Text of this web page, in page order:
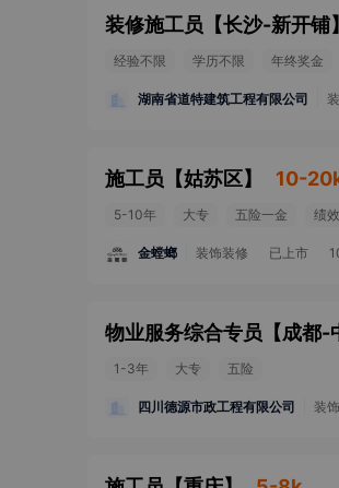
装修施工员 【长沙-新开铺】
经验不限 学历不限 年终奖金
湖南省道特建筑工程有限公司
施工员 【姑苏区】 10-
5-10年 大专 五险一金 绩
金螳螂 装饰装修 已上市
物业服务综合专员 【成都-
1-3年 大专 五险
四川德源市政工程有限公司 装